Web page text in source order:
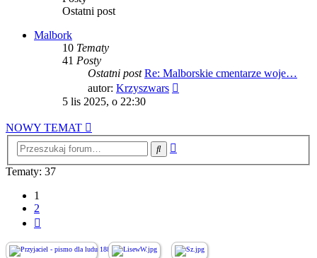
Ostatni post
Malbork
10 Tematy
41 Posty
Ostatni post Re: Malborskie cmentarze woje…
autor: Krzyszwars
5 lis 2025, o 22:30
NOWY TEMAT
Szukaj
Tematy: 37
1
2